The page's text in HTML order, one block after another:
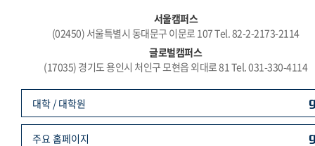
서울캠퍼스
(02450) 서울특별시 동대문구 이문로 107 Tel. 82-2-2173-2114
글로벌캠퍼스
(17035) 경기도 용인시 처인구 모현읍 외대로 81 Tel. 031-330-4114
대학 / 대학원
주요 홈페이지